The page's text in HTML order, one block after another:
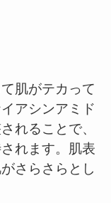
がテカって
アシンアミド
れることで、
れます。肌表
さらさらとし